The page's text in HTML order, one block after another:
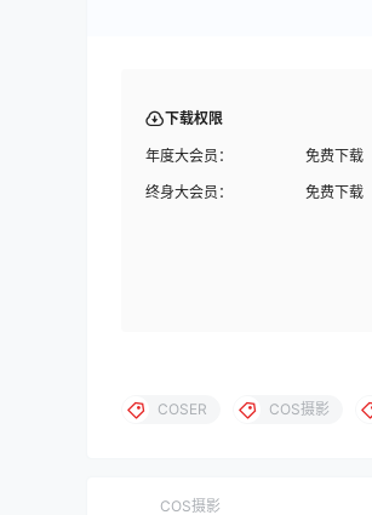
下载权限
年度大会员：
免费下载
终身大会员：
免费下载
COSER COS摄影
COS摄影